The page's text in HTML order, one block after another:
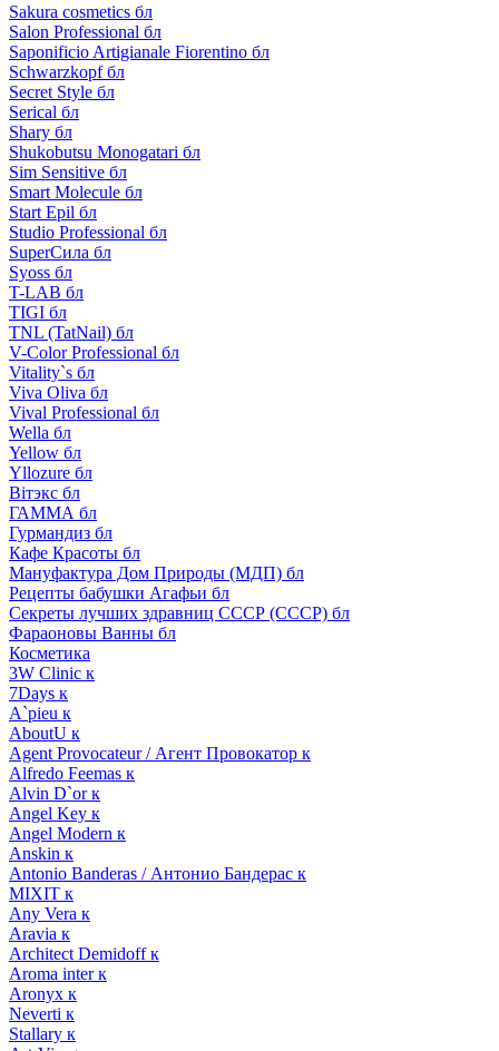
Sakura cosmetics бл
Salon Professional бл
Saponificio Artigianale Fiorentino бл
Schwarzkopf бл
Secret Style бл
Serical бл
Shary бл
Shukobutsu Monogatari бл
Sim Sensitive бл
Smart Molecule бл
Start Epil бл
Studio Professional бл
SuperСила бл
Syoss бл
T-LAB бл
TIGI бл
TNL (TatNail) бл
V-Color Professional бл
Vitality`s бл
Viva Oliva бл
Vival Professional бл
Wella бл
Yellow бл
Yllozure бл
Вiтэкс бл
ГАММА бл
Гурмандиз бл
Кафе Красоты бл
Мануфактура Дом Природы (МДП) бл
Рецепты бабушки Агафьи бл
Секреты лучших здравниц СССР (СССР) бл
Фараоновы Ванны бл
Косметика
3W Clinic к
7Days к
A`pieu к
AboutU к
Agent Provocateur / Агент Провокатор к
Alfredo Feemas к
Alvin D`or к
Angel Key к
Angel Modern к
Anskin к
Antonio Banderas / Антонио Бандерас к
MIXIT к
Any Vera к
Aravia к
Architect Demidoff к
Aroma inter к
Aronyx к
Neverti к
Stallary к